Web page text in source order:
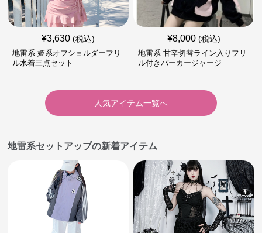
¥3,630 (税込)
地雷系 姫系オフショルダーフリ
ル水着三点セット
¥8,000 (税込)
地雷系 甘辛切替ライン入りフリ
ル付きパーカージャージ
人気アイテム一覧へ
地雷系セットアップの新着アイテム